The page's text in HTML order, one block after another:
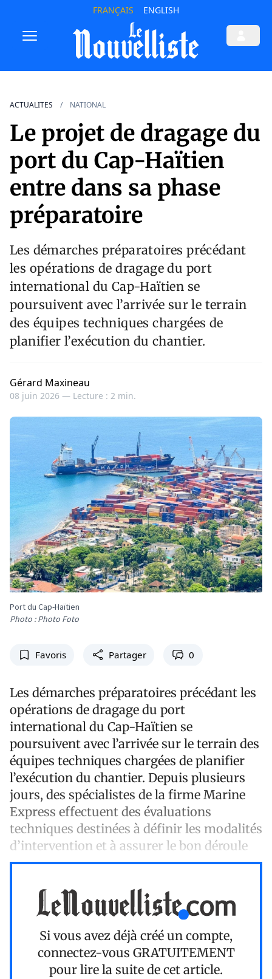
FRANÇAIS ENGLISH
ACTUALITES NATIONAL
Le projet de dragage du
port du Cap-Haïtien
entre dans sa phase
préparatoire
Les démarches préparatoires précédant
les opérations de dragage du port
international du Cap-Haïtien se
poursuivent avec l’arrivée sur le terrain
des équipes techniques chargées de
planifier l’exécution du chantier.
Gérard Maxineau
08 juin 2026 — Lecture : 2 min.
Port du Cap-Haïtien
Photo : Photo Foto
Favoris Partager 0
Les démarches préparatoires précédant les
opérations de dragage du port
international du Cap-Haïtien se
poursuivent avec l’arrivée sur le terrain des
équipes techniques chargées de planifier
l’exécution du chantier. Depuis plusieurs
jours, des spécialistes de la firme Marine
Express effectuent des évaluations
techniques destinées à définir les modalités
d’intervention et à assurer le bon déroule
Si vous avez déjà créé un compte,
connectez-vous GRATUITEMENT
pour lire la suite de cet article.